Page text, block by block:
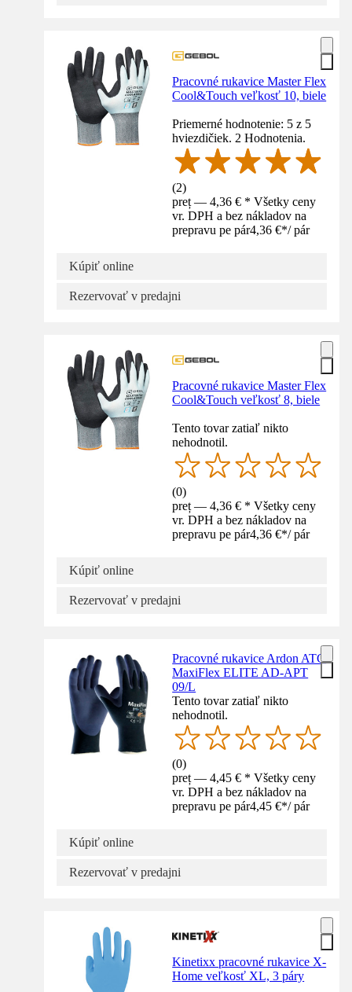
Pracovné rukavice Master Flex
Cool&Touch veľkosť 10, biele
Priemerné hodnotenie: 5 z 5
hviezdičiek. 2 Hodnotenia.
(2)
preț — 4,36 € * Všetky ceny
vr. DPH a bez nákladov na
prepravu pe pár4,36 €*/ pár
Kúpiť online
Rezervovať v predajni
Pracovné rukavice Master Flex
Cool&Touch veľkosť 8, biele
Tento tovar zatiaľ nikto
nehodnotil.
(0)
preț — 4,36 € * Všetky ceny
vr. DPH a bez nákladov na
prepravu pe pár4,36 €*/ pár
Kúpiť online
Rezervovať v predajni
Pracovné rukavice Ardon ATG
MaxiFlex ELITE AD-APT
09/L
Tento tovar zatiaľ nikto
nehodnotil.
(0)
preț — 4,45 € * Všetky ceny
vr. DPH a bez nákladov na
prepravu pe pár4,45 €*/ pár
Kúpiť online
Rezervovať v predajni
Kinetixx pracovné rukavice X-
Home veľkosť XL, 3 páry